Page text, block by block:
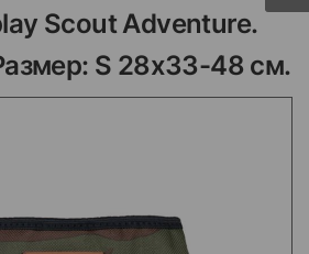
Scout Adventure.
S 28х33-48 см.